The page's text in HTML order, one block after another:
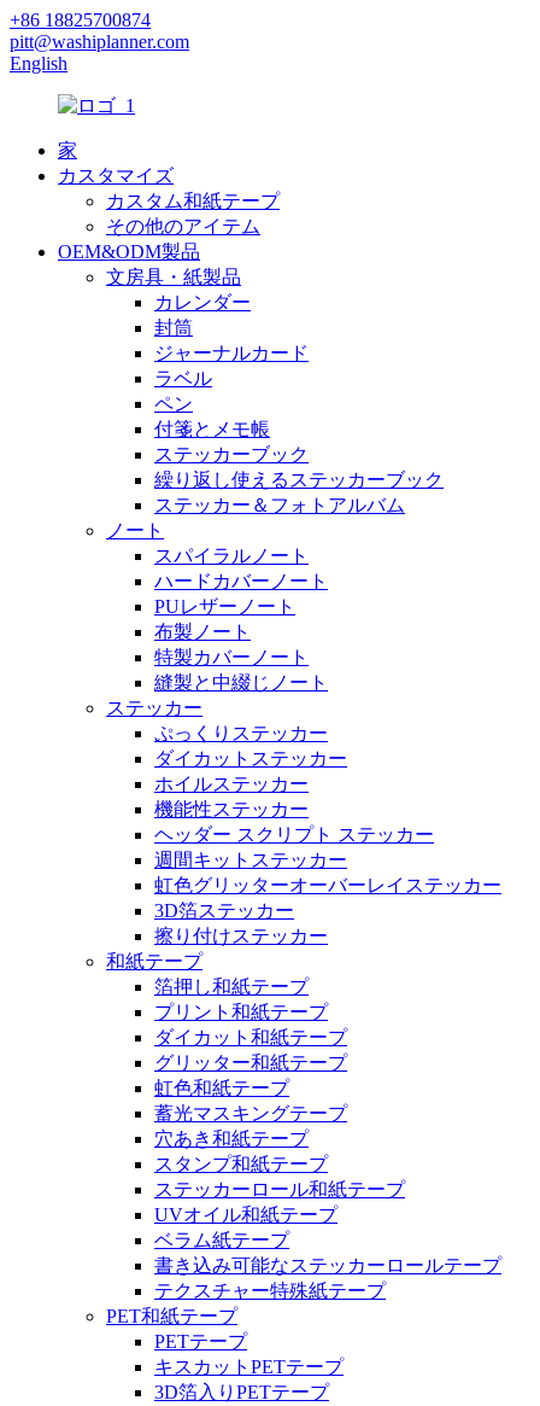
+86 18825700874
pitt@washiplanner.com
English
家
カスタマイズ
カスタム和紙テープ
その他のアイテム
OEM&ODM製品
文房具・紙製品
カレンダー
封筒
ジャーナルカード
ラベル
ペン
付箋とメモ帳
ステッカーブック
繰り返し使えるステッカーブック
ステッカー＆フォトアルバム
ノート
スパイラルノート
ハードカバーノート
PUレザーノート
布製ノート
特製カバーノート
縫製と中綴じノート
ステッカー
ぷっくりステッカー
ダイカットステッカー
ホイルステッカー
機能性ステッカー
ヘッダー スクリプト ステッカー
週間キットステッカー
虹色グリッターオーバーレイステッカー
3D箔ステッカー
擦り付けステッカー
和紙テープ
箔押し和紙テープ
プリント和紙テープ
ダイカット和紙テープ
グリッター和紙テープ
虹色和紙テープ
蓄光マスキングテープ
穴あき和紙テープ
スタンプ和紙テープ
ステッカーロール和紙テープ
UVオイル和紙テープ
ベラム紙テープ
書き込み可能なステッカーロールテープ
テクスチャー特殊紙テープ
PET和紙テープ
PETテープ
キスカットPETテープ
3D箔入りPETテープ